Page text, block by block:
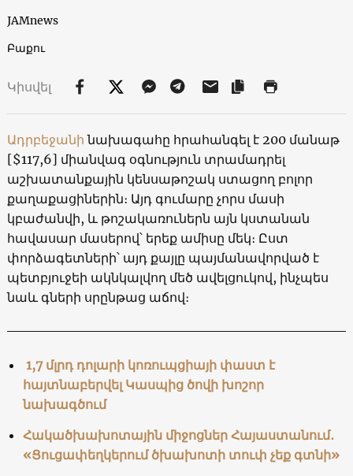
JAMnews
Բաքու
Կիսվել
Ադրբեջանի նախագահը հրահանգել է 200 մանաթ
[$117,6] միանվագ օգնություն տրամադրել
աշխատանքային կենսաթոշակ ստացող բոլոր
քաղաքացիներին։ Այդ գումարը չորս մասի
կբաժանվի, և թոշակառուներն այն կստանան
հավասար մասերով՝ երեք ամիսը մեկ։ Ըստ
փորձագետների՝ այդ քայլը պայմանավորված է
պետբյուջեի ակնկալվող մեծ ավելցուկով, ինչպես
նաև գների սրընթաց աճով։
1,7 մլրդ դոլարի կոռուպցիայի փաստ է
հայտնաբերվել Կասպից ծովի խոշոր
նախագծում
Հակածխախոտային միջոցներ Հայաստանում․
«Ցուցափեղկերում ծխախոտի տուփ չեք գտնի»